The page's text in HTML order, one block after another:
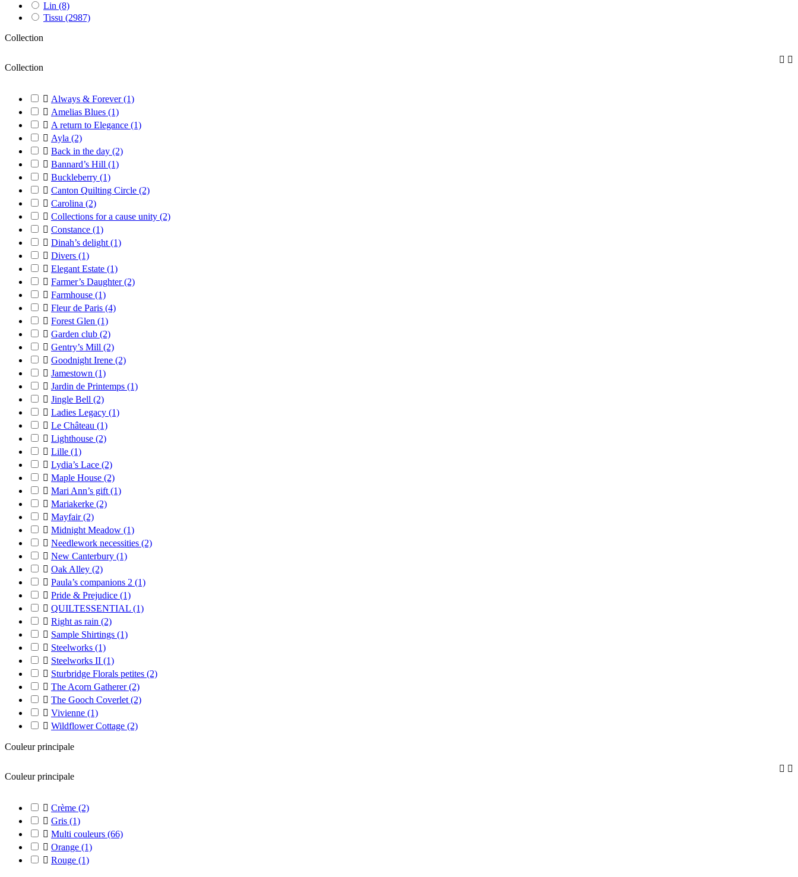
Lin (8)
Tissu (2987)
Collection
Collection
 
 Always & Forever(1)
 Amelias Blues (1)
 A return to Elegance (1)
 Ayla (2)
 Back in the day (2)
 Bannard’s Hill (1)
 Buckleberry (1)
 Canton Quilting Circle (2)
 Carolina (2)
 Collections for a cause unity (2)
 Constance (1)
 Dinah’s delight (1)
 Divers (1)
 Elegant Estate (1)
 Farmer’s Daughter(2)
 Farmhouse (1)
 Fleur de Paris (4)
 Forest Glen (1)
 Garden club (2)
 Gentry’s Mill (2)
 Goodnight Irene (2)
 Jamestown (1)
 Jardin de Printemps (1)
 Jingle Bell (2)
 Ladies Legacy (1)
 Le Château (1)
 Lighthouse (2)
 Lille (1)
 Lydia’s Lace (2)
 Maple House (2)
 Mari Ann’s gift (1)
 Mariakerke (2)
 Mayfair(2)
 Midnight Meadow (1)
 Needlework necessities (2)
 New Canterbury (1)
 Oak Alley (2)
 Paula’s companions 2 (1)
 Pride & Prejudice (1)
 QUILTESSENTIAL (1)
 Right as rain (2)
 Sample Shirtings (1)
 Steelworks (1)
 Steelworks II (1)
 Sturbridge Florals petites (2)
 The Acorn Gatherer(2)
 The Gooch Coverlet (2)
 Vivienne (1)
 Wildflower Cottage (2)
Couleur principale
Couleur principale
 
 Crème (2)
 Gris (1)
 Multi couleurs (66)
 Orange (1)
 Rouge (1)